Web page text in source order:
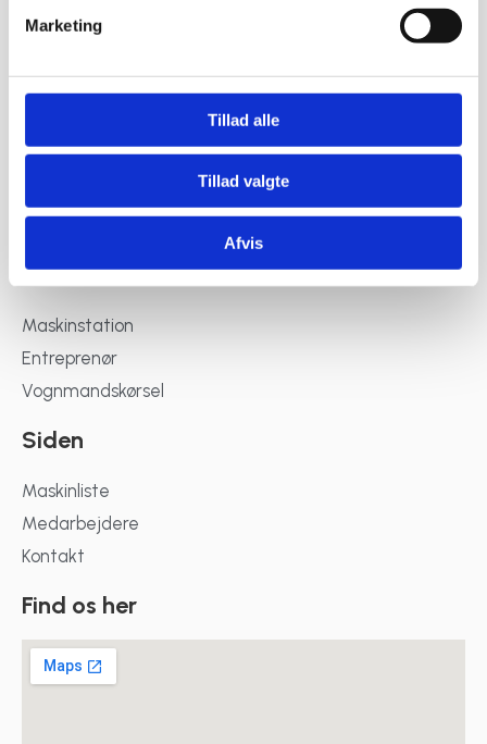
Marketing
Tillad alle
Tillad valgte
Afvis
borstingmartin@borstingmartin.dk
+45 30 97 13 10
Ballingvej 98, 7800 Skive
Services
Maskinstation
Entreprenør
Vognmandskørsel
Siden
Maskinliste
Medarbejdere
Kontakt
Find os her